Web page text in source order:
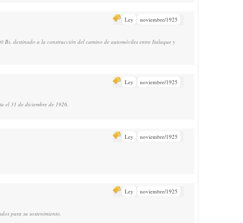
Ley noviembre/1925
Bs. destinado a la construcción del camino de automóviles entre Italaque y
Ley noviembre/1925
el 31 de diciembre de 1926.
Ley noviembre/1925
Ley noviembre/1925
para su sostenimiento.